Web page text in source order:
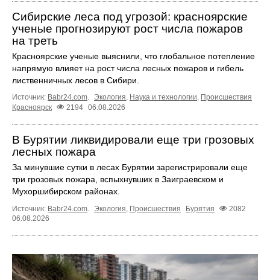
Сибирские леса под угрозой: красноярские
ученые прогнозируют рост числа пожаров
на треть
Красноярские ученые выяснили, что глобальное потепление
напрямую влияет на рост числа лесных пожаров и гибель
лиственничных лесов в Сибири.
Источник: Babr24.com. Экология, Наука и технологии, Происшествия
Красноярск
2194 06.08.2026
В Бурятии ликвидировали еще три грозовых
лесных пожара
За минувшие сутки в лесах Бурятии зарегистрировали еще
три грозовых пожара, вспыхнувших в Заиграевском и
Мухоршибирском районах.
Источник: Babr24.com. Экология, Происшествия Бурятия
2082
06.08.2026